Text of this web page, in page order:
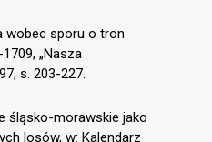
wobec sporu o tron
„Nasza
s. 203-227.
śląsko-morawskie jako
losów, w: Kalendarz